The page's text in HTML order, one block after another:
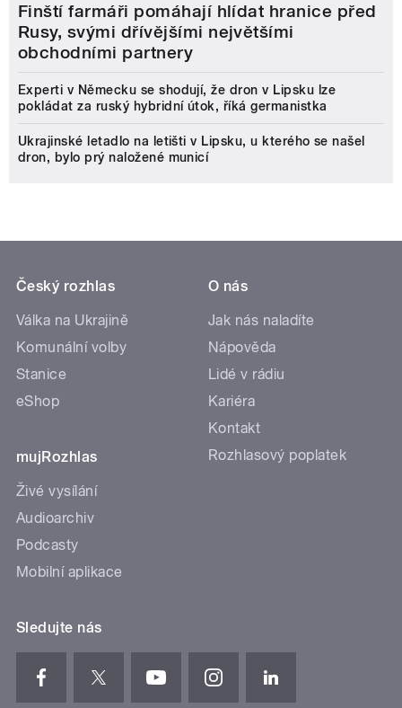
Finští farmáři pomáhají hlídat hranice před
Rusy, svými dřívějšími největšími
obchodními partnery
Experti v Německu se shodují, že dron v Lipsku lze
pokládat za ruský hybridní útok, říká germanistka
Ukrajinské letadlo na letišti v Lipsku, u kterého se našel
dron, bylo prý naložené municí
Český rozhlas
Válka na Ukrajině
Komunální volby
Stanice
eShop
mujRozhlas
Živé vysílání
Audioarchiv
Podcasty
Mobilní aplikace
O nás
Jak nás naladíte
Nápověda
Lidé v rádiu
Kariéra
Kontakt
Rozhlasový poplatek
Sledujte nás